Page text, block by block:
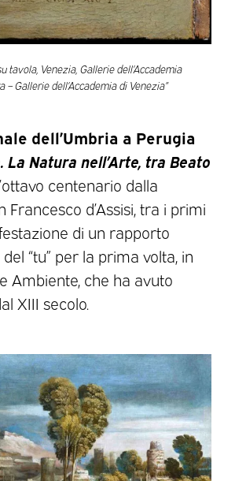
tavola, Venezia, Gallerie dell’Accademia
Gallerie dell’Accademia di Venezia”
dell’Umbria a Perugia
Natura nell’Arte, tra Beato
centenario dalla
Francesco d’Assisi, tra i primi
di un rapporto
“tu” per la prima volta, in
Ambiente, che ha avuto
XIII secolo.